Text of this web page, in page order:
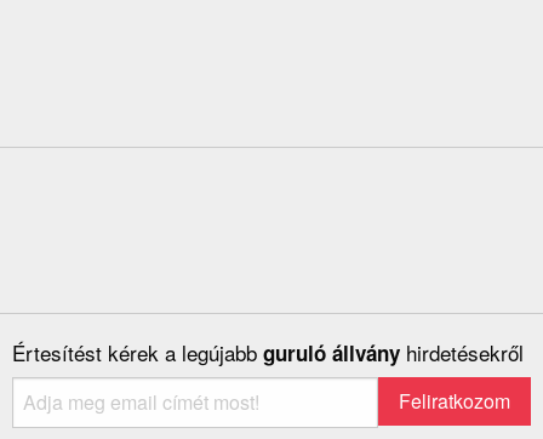
Értesítést kérek a legújabb guruló állvány hirdetésekről